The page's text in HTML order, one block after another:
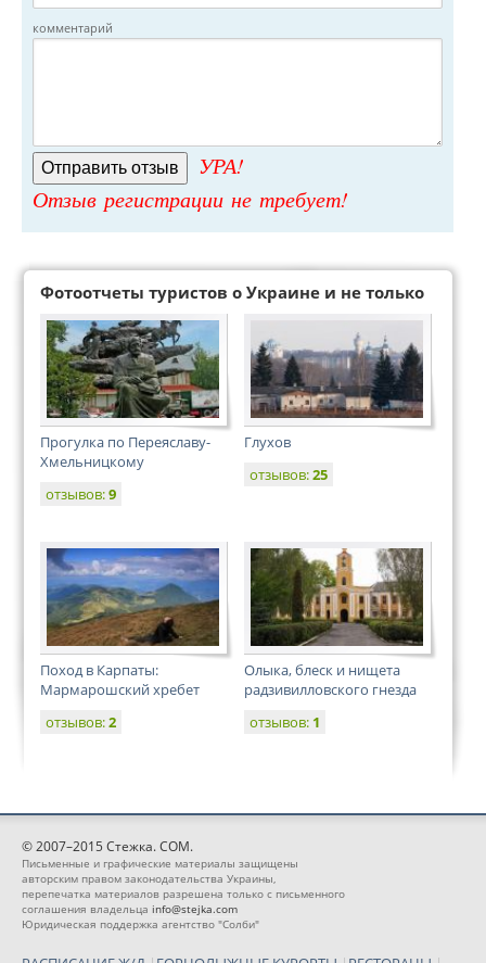
комментарий
УРА!
Отзыв регистрации не требует!
Фотоотчеты туристов о Украине и не только
Прогулка по Переяславу-
Хмельницкому
отзывов:9
Глухов
отзывов:25
Поход в Карпаты:
Мармарошский хребет
отзывов:2
Олыка, блеск и нищета
радзивилловского гнезда
отзывов: 1
© 2007–2015 Стежка. COM.
Письменные и графические материалы защищены
авторским правом законодательства Украины,
перепечатка материалов разрешена только с письменного
соглашения владельца info@stejka.com
Юридическая поддержка агентство "Солби"